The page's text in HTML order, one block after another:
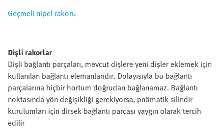
Geçmeli nipel rakoru
Dişli rakorlar
Dişli bağlantı parçaları, mevcut dişlere yeni dişler eklemek için
kullanılan bağlantı elemanlarıdır. Dolayısıyla bu bağlantı
parçalarına hiçbir hortum doğrudan bağlanamaz. Bağlantı
noktasında yön değişikliği gerekiyorsa, pnömatik silindir
kurulumları için dirsek bağlantı parçası yaygın olarak tercih
edilir